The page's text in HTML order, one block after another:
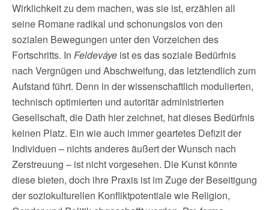
Wirklichkeit zu dem machen, was sie ist, erzählen all
seine Romane radikal und schonungslos von den
sozialen Bewegungen unter den Vorzeichen des
Fortschritts. In Feldeváye ist es das soziale Bedürfnis
nach Vergnügen und Abschweifung, das letztendlich zum
Aufstand führt. Denn in der wissenschaftlich modulierten,
technisch optimierten und autoritär administrierten
Gesellschaft, die Dath hier zeichnet, hat dieses Bedürfnis
keinen Platz. Ein wie auch immer geartetes Defizit der
Individuen – nichts anderes äußert der Wunsch nach
Zerstreuung – ist nicht vorgesehen. Die Kunst könnte
diese bieten, doch ihre Praxis ist im Zuge der Beseitigung
der soziokulturellen Konfliktpotentiale wie Religion,